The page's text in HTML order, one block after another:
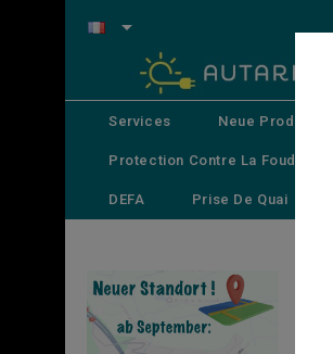

Services Neue Produkte
Protection Contre La Foudre
DEFA Prise De Quai